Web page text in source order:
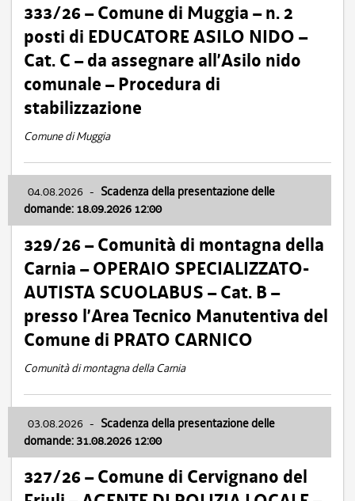
333/26 – Comune di Muggia – n. 2
posti di EDUCATORE ASILO NIDO –
Cat. C – da assegnare all’Asilo nido
comunale – Procedura di
stabilizzazione
Comune di Muggia
04.08.2026 - Scadenza della presentazione delle
domande: 18.09.2026 12:00
329/26 – Comunità di montagna della
Carnia – OPERAIO SPECIALIZZATO-
AUTISTA SCUOLABUS – Cat. B –
presso l’Area Tecnico Manutentiva del
Comune di PRATO CARNICO
Comunità di montagna della Carnia
03.08.2026 - Scadenza della presentazione delle
domande: 31.08.2026 12:00
327/26 – Comune di Cervignano del